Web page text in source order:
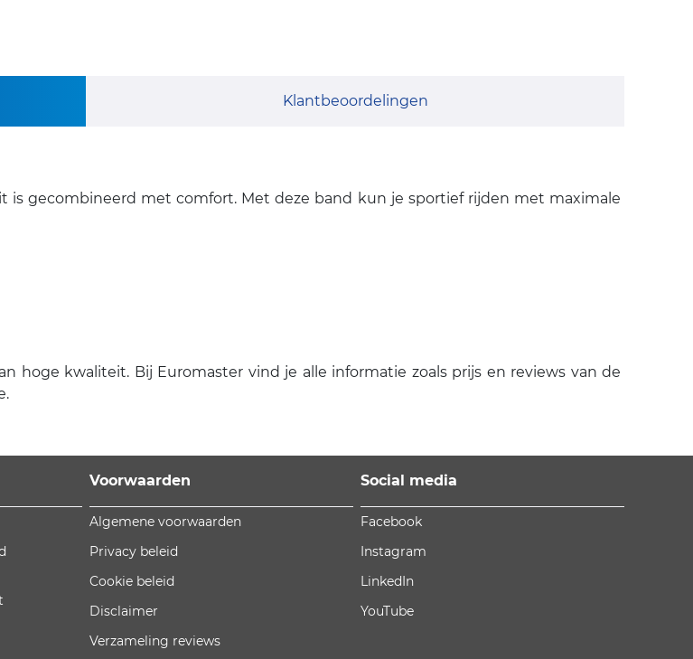
Klantbeoordelingen
is gecombineerd met comfort. Met deze band kun je sportief rijden met maximale
hoge kwaliteit. Bij Euromaster vind je alle informatie zoals prijs en reviews van de
Voorwaarden
Algemene voorwaarden
Privacy beleid
Cookie beleid
Disclaimer
Verzameling reviews
Social media
Facebook
Instagram
LinkedIn
YouTube